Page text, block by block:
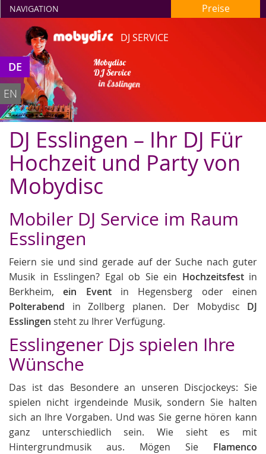
DJ SERVICE
Mobydisc
DJ Service
in Esslingen
NAVIGATION Preise
DE
EN
DJ Esslingen – Ihr DJ Für
Hochzeit und Party von
Mobydisc
Mobiler DJ Service im Raum
Esslingen
Feiern sie und sind gerade auf der Suche nach guter
Musik in Esslingen? Egal ob Sie ein Hochzeitsfestin
Berkheim,ein Eventin Hegensberg oder einen
Polterabend in Zollberg planen. Der Mobydisc DJ
Esslingen steht zu Ihrer Verfügung.
Esslingener Djs spielen Ihre
Wünsche
Das ist das Besondere an unseren Discjockeys: Sie
spielen nicht irgendeinde Musik, sondern Sie halten
sich an Ihre Vorgaben. Und was Sie gerne hören kann
ganz unterschiedlich sein. Wie sieht es mit
Hintergrundmusik aus. Mögen Sie Flamenco